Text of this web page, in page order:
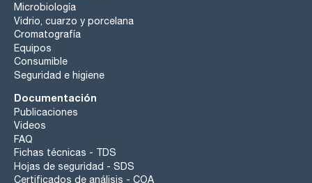
Microbiología
Vidrio, cuarzo y porcelana
Cromatografía
Equipos
Consumible
Seguridad e higiene
Documentación
Publicaciones
Videos
FAQ
Fichas técnicas - TDS
Hojas de seguridad - SDS
Certificados de análisis - COA